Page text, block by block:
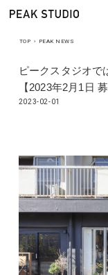
TOP › PEAK NEWS
ピークスタジオで
【2023年2月1日
2023-02-01